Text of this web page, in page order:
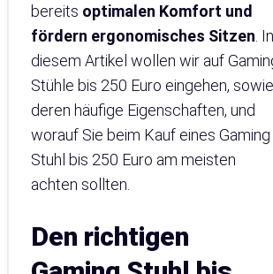
bereits optimalen Komfort und
fördern ergonomisches Sitzen . In
diesem Artikel wollen wir auf
Stühle bis 250 Euro eingehen, sowie
deren häufige Eigenschaften, und
worauf Sie beim Kauf eines Gaming
Stuhl bis 250 Euro am meisten
achten sollten.
Den richtigen